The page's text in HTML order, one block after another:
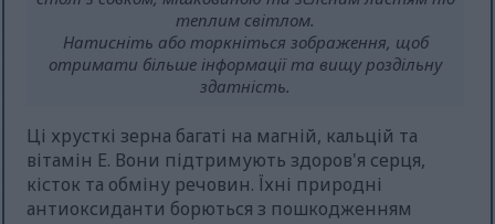
теплим світлом.
Натисніть або торкніться зображення, щоб
отримати більше інформації та вищу роздільну
здатність.
Ці хрусткі зерна багаті на магній, кальцій та
вітамін Е. Вони підтримують здоров'я серця,
кісток та обміну речовин. Їхні природні
антиоксиданти борються з пошкодженням